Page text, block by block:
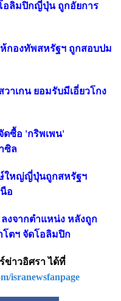
อลิมปิกญี่ปุ่น ถูกอัยการ
ห้กองทัพสหรัฐฯ ถูกสอบปม
าเกน ยอมรับมีเอี่ยวโกง
ดซื้อ 'กริพเพน'
ซิล
ใหญ่ญี่ปุ่นถูกสหรัฐฯ
อ
งจากตำแหน่ง หลังถูก
ตฯ จัดโอลิมปิก
ข่าวอิศรา ได้ที่
isranewsfanpage